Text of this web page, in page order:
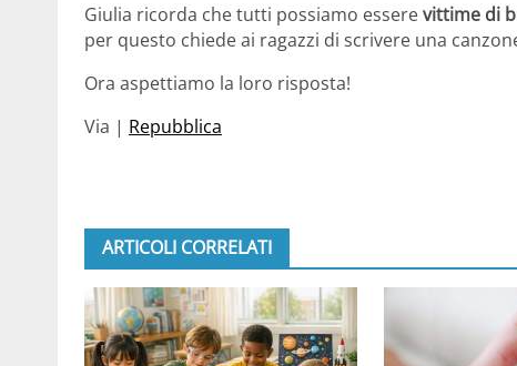
Giulia ricorda che tutti possiamo esserevittime di
per questo chiede ai ragazzi di scrivere una
Ora aspettiamo la loro risposta!
Via | Repubblica
ARTICOLI CORRELATI